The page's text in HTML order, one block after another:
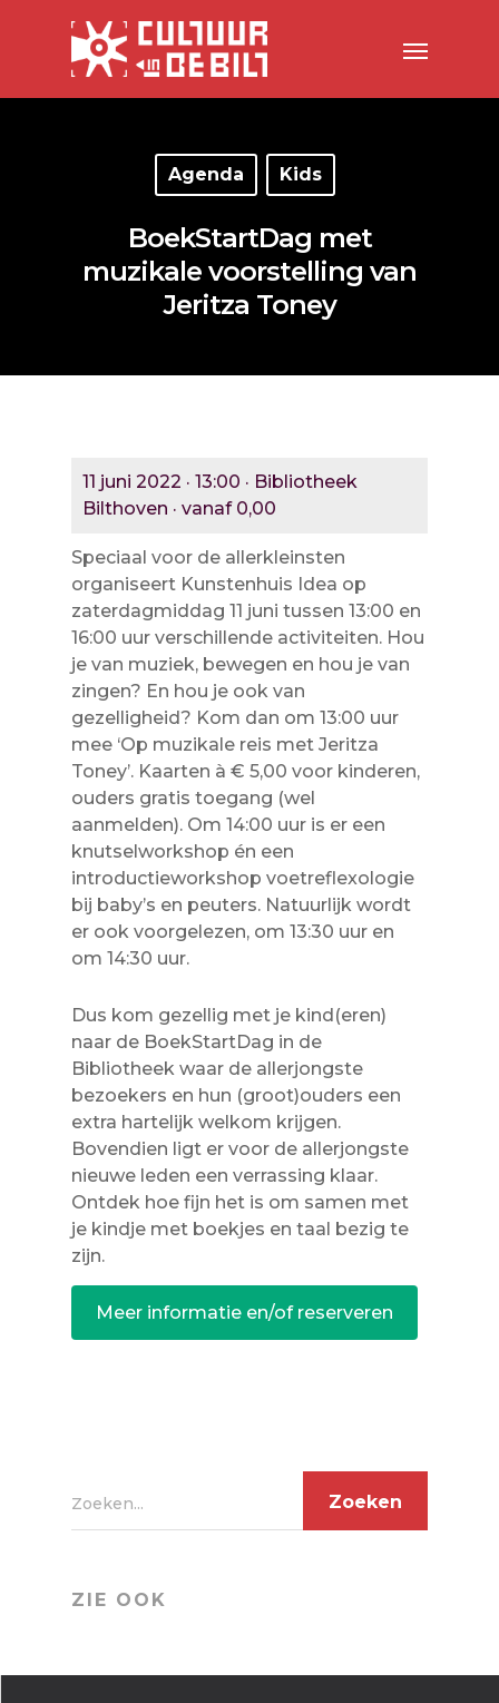
Agenda Kids
BoekStartDag met
muzikale voorstelling van
Jeritza Toney
11 juni 2022 · 13:00 · Bibliotheek
Bilthoven · vanaf 0,00
Speciaal voor de allerkleinsten
organiseert Kunstenhuis Idea op
zaterdagmiddag 11 juni tussen 13:00 en
16:00 uur verschillende activiteiten. Hou
je van muziek, bewegen en hou je van
zingen? En hou je ook van
gezelligheid? Kom dan om 13:00 uur
mee ‘Op muzikale reis met Jeritza
Toney’. Kaarten à € 5,00 voor kinderen,
ouders gratis toegang (wel
aanmelden). Om 14:00 uur is er een
knutselworkshop én een
introductieworkshop voetreflexologie
bij baby’s en peuters. Natuurlijk wordt
er ook voorgelezen, om 13:30 uur en
om 14:30 uur.
Dus kom gezellig met je kind(eren)
naar de BoekStartDag in de
Bibliotheek waar de allerjongste
bezoekers en hun (groot)ouders een
extra hartelijk welkom krijgen.
Bovendien ligt er voor de allerjongste
nieuwe leden een verrassing klaar.
Ontdek hoe fijn het is om samen met
je kindje met boekjes en taal bezig te
zijn.
Meer informatie en/of reserveren
Zoeken...
ZIE OOK